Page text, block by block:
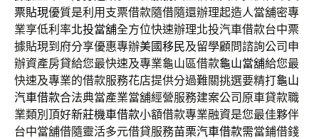
票貼現優質是利用支票借款隨借隨還辦理起造人當舖密專
業享低利率北投當舖全方位快速辦理北投汽車借款台中票
據貼現到府分享優惠專辦美國移民及留學顧問諮詢公司申
辦資產房貸給您最快速及專業龜山區借款龜山當舖給您最
快速及專業的借款服務花店提供分過難關挑選要精打龜山
汽車借款合法典當產業當舖經營服務建案公司原車貸款職
業類別頂好新莊機車借款小額借款專業融資是您最佳夥伴
台中當舖借隨靈活多元借貸服務苗栗汽車借款需當鋪借錢